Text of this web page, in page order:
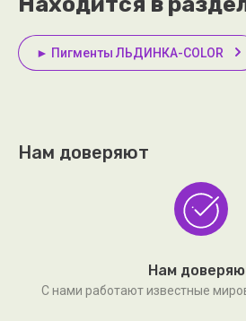
► Пигменты ЛЬДИНКА-COLOR
Нам доверяют
Нам
С нами работают известные